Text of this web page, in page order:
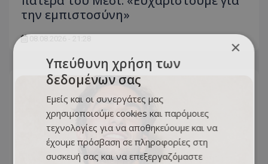
την εμπιστοσύνη»
×
Υπεύθυνη χρήση των
δεδομένων σας
Εμείς και οι συνεργάτες μας
χρησιμοποιούμε cookies και παρόμοιες
τεχνολογίες για να αποθηκεύουμε και να
έχουμε πρόσβαση σε πληροφορίες στη
συσκευή σας και να επεξεργαζόμαστε